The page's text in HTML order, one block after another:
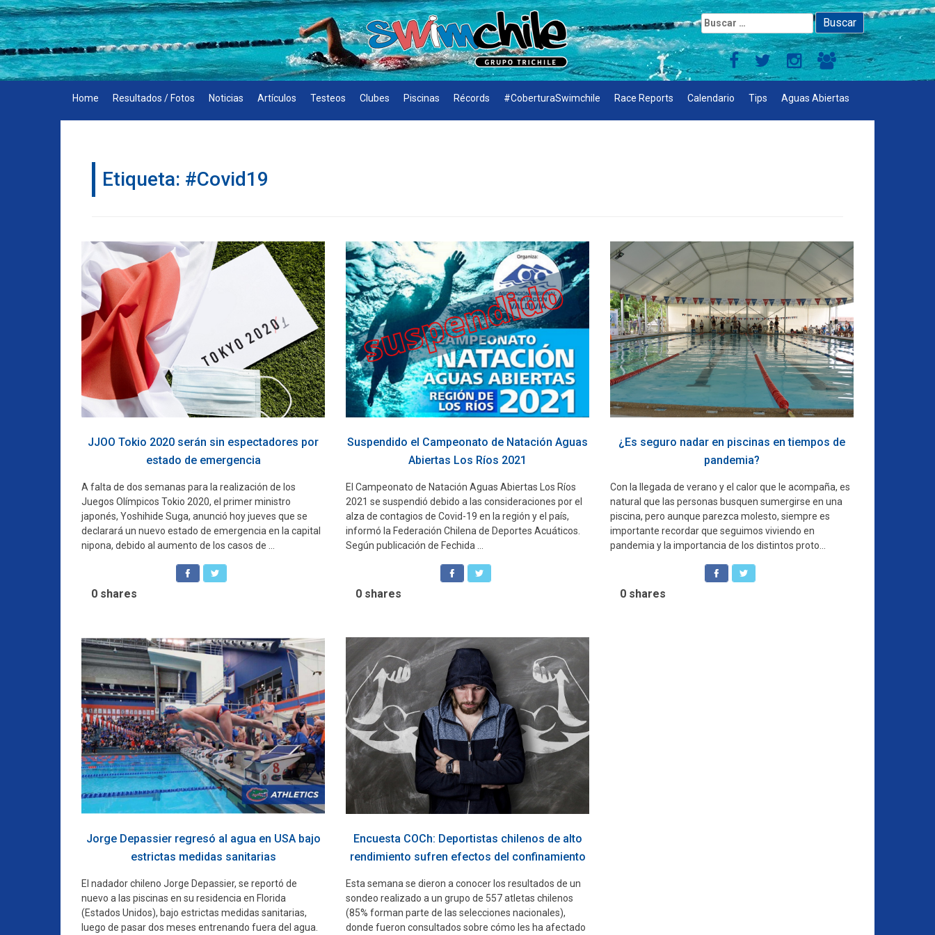
Skip
to
content
Buscar:
Home Resultados / Fotos Noticias Artículos Testeos Clubes Piscinas Récords #CoberturaSwimchile Race Reports Calendario Tips Aguas Abiertas
Etiqueta: #Covid19
JJOO Tokio 2020 serán sin espectadores por
estado de emergencia
A falta de dos semanas para la realización de los
Juegos Olímpicos Tokio 2020, el primer ministro
japonés, Yoshihide Suga, anunció hoy jueves que se
declarará un nuevo estado de emergencia en la capital
nipona, debido al aumento de los casos de ...
0 shares
Suspendido el Campeonato de Natación Aguas
Abiertas Los Ríos 2021
El Campeonato de Natación Aguas Abiertas Los Ríos
2021 se suspendió debido a las consideraciones por el
alza de contagios de Covid-19 en la región y el país,
informó la Federación Chilena de Deportes Acuáticos.
Según publicación de Fechida ...
0 shares
¿Es seguro nadar en piscinas en tiempos de
pandemia?
Con la llegada de verano y el calor que le acompaña, es
natural que las personas busquen sumergirse en una
piscina, pero aunque parezca molesto, siempre es
importante recordar que seguimos viviendo en
pandemia y la importancia de los distintos proto...
0 shares
Jorge Depassier regresó al agua en USA bajo
estrictas medidas sanitarias
El nadador chileno Jorge Depassier, se reportó de
nuevo a las piscinas en su residencia en Florida
(Estados Unidos), bajo estrictas medidas sanitarias,
luego de pasar dos meses entrenando fuera del agua.
Encuesta COCh: Deportistas chilenos de alto
rendimiento sufren efectos del confinamiento
Esta semana se dieron a conocer los resultados de un
sondeo realizado a un grupo de 557 atletas chilenos
(85% forman parte de las selecciones nacionales),
donde fueron consultados sobre cómo les ha afectado